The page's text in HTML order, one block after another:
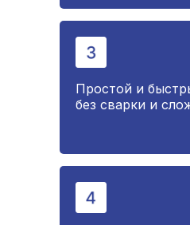
Простой и
без сварки и